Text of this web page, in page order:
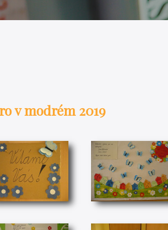
v modrém 2019